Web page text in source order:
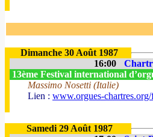
Dimanche 30 Août 1987
16:00
13ème Festival international
Massimo Nosetti (Italie)
Lien : www.orgues-
Samedi 29 Août 1987